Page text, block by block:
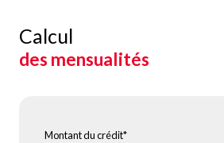
Calcul
des mensualités
Montant du crédit*